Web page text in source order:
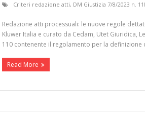
Criteri redazione atti, DM Giustizia 7/8/2023 n.
Redazione atti processuali: le nuove regole
Kluwer Italia e curato da Cedam, Utet Giuridica,
110 contenente il regolamento per la definizione
Read More